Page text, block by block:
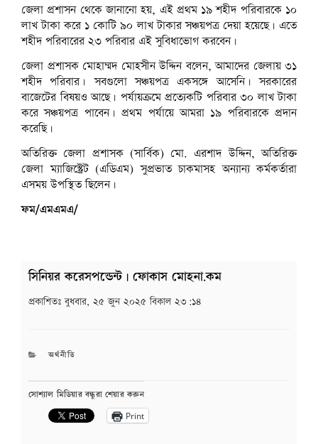
জেলা প্রশাসন থেকে জানানো হয়, এই প্রথম ১৯ শহীদ পরিবারকে ১০
লাখ টাকা করে ১ কোটি ৯০ লাখ টাকার সঞ্চয়পত্র দেয়া হয়েছে। এতে
শহীদ পরিবারের ২৩ পরিবার এই সুবিধাভোগ করবেন।
জেলা প্রশাসক মোহাম্মদ মোহসীন উদ্দিন বলেন, আমাদের জেলায় ৩১
শহীদ পরিবার। সবগুলো সঞ্চয়পত্র একসঙ্গে আসেনি। সরকারের
বাজেটের বিষয়ও আছে। পর্যায়ক্রমে প্রত্যেকটি পরিবার ৩০ লাখ টাকা
করে সঞ্চয়পত্র পাবেন। প্রথম পর্যায়ে আমরা ১৯ পরিবারকে প্রদান
করেছি।
অতিরিক্ত জেলা প্রশাসক (সার্বিক) মো. এরশাদ উদ্দিন, অতিরিক্ত
জেলা ম্যাজিস্ট্রেট (এডিএম) সুপ্রভাত চাকমাসহ অন্যান্য কর্মকর্তারা
এসময় উপস্থিত ছিলেন।
ফম/এমএমএ/
সিনিয়র করেসপন্ডেন্ট | ফোকাস মোহনা.কম
প্রকাশিতঃবুধবার, ২৫ জুন ২০২৫ বিকাল ২৩:১৪
CATEGORIES
অর্থনীতি
সোশ্যাল মিডিয়ার বন্ধুরা শেয়ার করুন
Print